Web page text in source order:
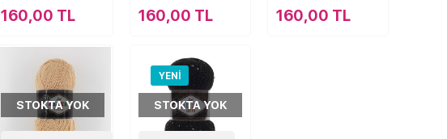
160,00 TL 160,00 TL 160,00 TL
STOKTA YOK
YENI
STOKTA YOK